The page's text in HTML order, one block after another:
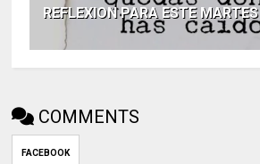
REFLEXION PARA ESTE MARTES
COMMENTS
FACEBOOK